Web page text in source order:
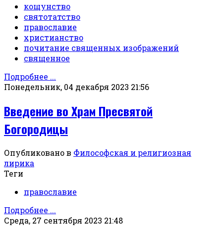
кощунство
святотатство
православие
христианство
почитание священных изображений
священное
Подробнее ...
Понедельник, 04 декабря 2023 21:56
Введение во Храм Пресвятой
Богородицы
Опубликовано в Философская и религиозная
лирика
Теги
православие
Подробнее ...
Среда, 27 сентября 2023 21:48